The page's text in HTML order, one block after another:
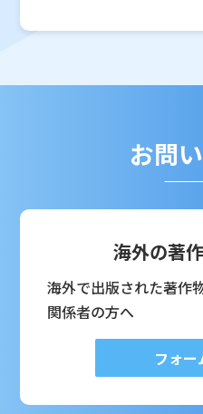
お問
海外の著
海外で出版された著作
関係者の方へ
フォー